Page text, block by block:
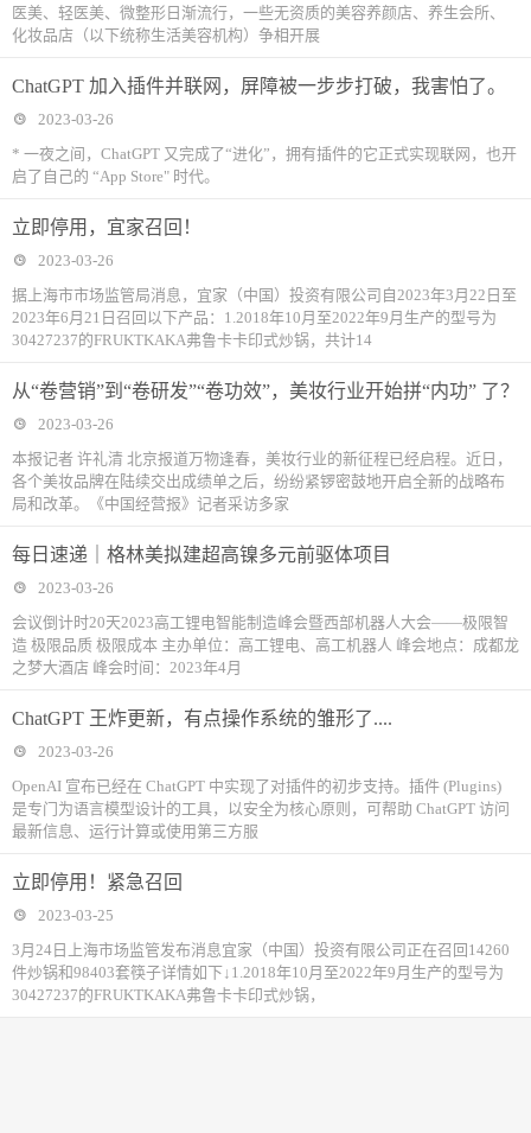
医美、轻医美、微整形日渐流行，一些无资质的美容养颜店、养生会所、
化妆品店（以下统称生活美容机构）争相开展
ChatGPT 加入插件并联网，屏障被一步步打破，我害怕了。
2023-03-26
* 一夜之间，ChatGPT 又完成了“进化”，拥有插件的它正式实现联网，也开
启了自己的 “App Store" 时代。
立即停用，宜家召回！
2023-03-26
据上海市市场监管局消息，宜家（中国）投资有限公司自2023年3月22日至
2023年6月21日召回以下产品：1.2018年10月至2022年9月生产的型号为
30427237的FRUKTKAKA弗鲁卡卡印式炒锅，共计14
从“卷营销”到“卷研发”“卷功效”，美妆行业开始拼“内功” 了？
2023-03-26
本报记者 许礼清 北京报道万物逢春，美妆行业的新征程已经启程。近日，
各个美妆品牌在陆续交出成绩单之后，纷纷紧锣密鼓地开启全新的战略布
局和改革。《中国经营报》记者采访多家
每日速递｜格林美拟建超高镍多元前驱体项目
2023-03-26
会议倒计时20天2023高工锂电智能制造峰会暨西部机器人大会——极限智
造 极限品质 极限成本 主办单位：高工锂电、高工机器人 峰会地点：成都龙
之梦大酒店 峰会时间：2023年4月
ChatGPT 王炸更新，有点操作系统的雏形了....
2023-03-26
OpenAI 宣布已经在 ChatGPT 中实现了对插件的初步支持。插件 (Plugins)
是专门为语言模型设计的工具，以安全为核心原则，可帮助 ChatGPT 访问
最新信息、运行计算或使用第三方服
立即停用！紧急召回
2023-03-25
3月24日上海市场监管发布消息宜家（中国）投资有限公司正在召回14260
件炒锅和98403套筷子详情如下↓1.2018年10月至2022年9月生产的型号为
30427237的FRUKTKAKA弗鲁卡卡印式炒锅，